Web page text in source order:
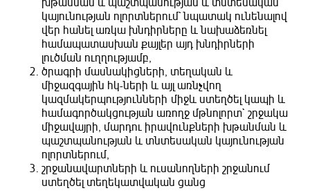
խթանման և պաշտպանության և տնտեսական
կայունության ոլորտներում` նպատակ ունենալով
վեր հանել առկա խնդիրները և նախաձեռնել
համապատասխան քայլեր այդ խնդիրների
լուծման ուղղությամբ,
ծրագրի մասնակիցների, տեղական և
միջազգային հկ-ների և այլ առնչվող
կազմակերպությունների միջև ստեղծել կապի և
համագործակցության առողջ մթնոլորտ` շրջակա
միջավայրի, մարդու իրավունքների խթանման և
պաշտպանության և տնտեսական կայունության
ոլորտներում,
շրջանավարտների և ուսանողների շրջանում
ստեղծել տեղեկատվական ցանց